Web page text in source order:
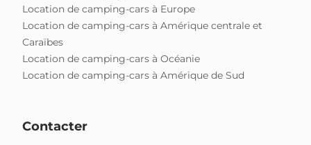
Location de camping-cars à Europe
Location de camping-cars à Amérique centrale et
Caraïbes
Location de camping-cars à Océanie
Location de camping-cars à Amérique de Sud
Contacter